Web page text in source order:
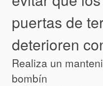
puertas de
deterioren
Realiza un
bombín